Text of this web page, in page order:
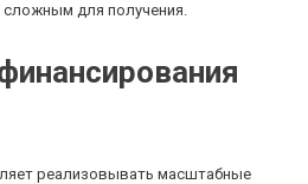
для получения.
реализовывать масштабные